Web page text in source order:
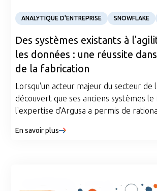
ANALYTIQUE D'ENTREPRISE
SNOWFLAKE
Des systèmes existants à
les données : une réussite
de la fabrication
Lorsqu'un acteur majeur du secteur de
découvert que ses anciens systèmes
l'expertise d'Argusa a permis de
données. Découvrez comment leur
En savoir plus